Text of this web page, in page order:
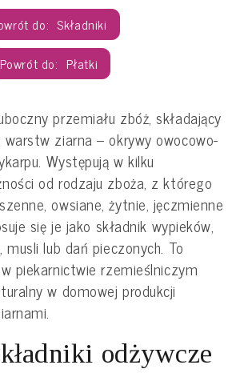
Składniki
Płatki
przemiału zbóż, składający
ziarna – okrywy owocowo-
Występują w kilku
od rodzaju zboża, z którego
owsiane, żytnie, jęczmienne
się je jako składnik wypieków,
lub dań pieczonych. To
piekarnictwie rzemieślniczym
w domowej produkcji
odżywcze